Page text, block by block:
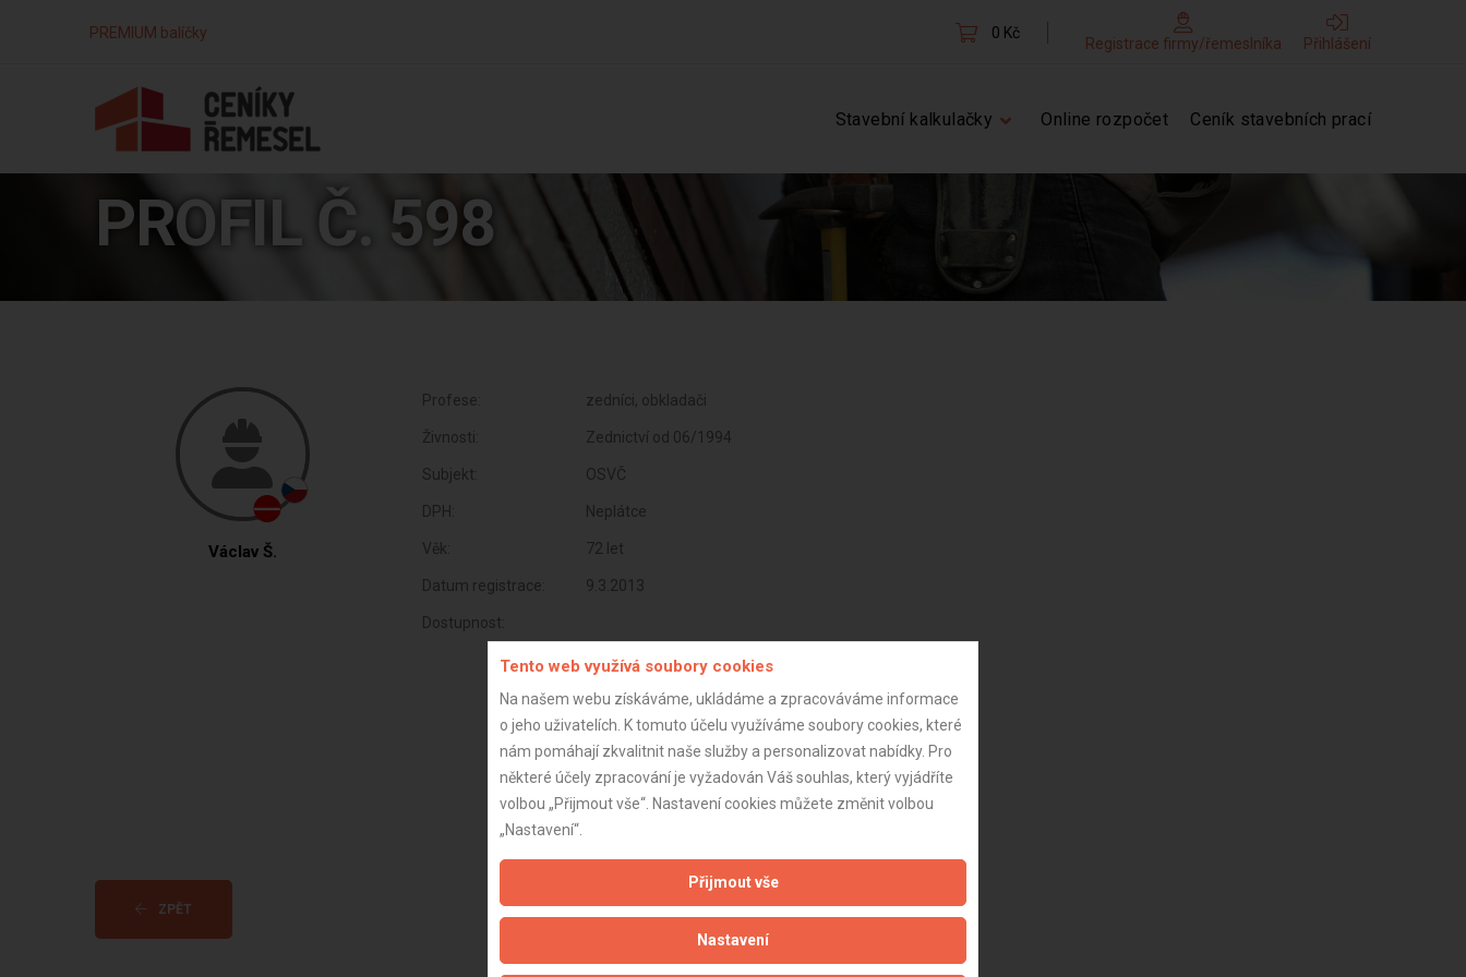
PREMIUM balíčky 0 Kč
Registrace firmy/řemeslníka Přihlášení
Stavební kalkulačky Online rozpočet Ceník stavebních prací
PROFIL Č. 598
Václav Š.
Profese: zedníci, obkladači
Živnosti: Zednictví od 06/1994
Subjekt: OSVČ
DPH: Neplátce
Věk: 72 let
Datum registrace: 9.3.2013
Dostupnost:
ZPĚT
Tento web využívá soubory cookies
Na našem webu získáváme, ukládáme a zpracováváme informace
o jeho uživatelích. K tomuto účelu využíváme soubory cookies, které
nám pomáhají zkvalitnit naše služby a personalizovat nabídky. Pro
některé účely zpracování je vyžadován Váš souhlas, který vyjádříte
volbou „Přijmout vše“. Nastavení cookies můžete změnit volbou
„Nastavení“.
Přijmout vše
Nastavení